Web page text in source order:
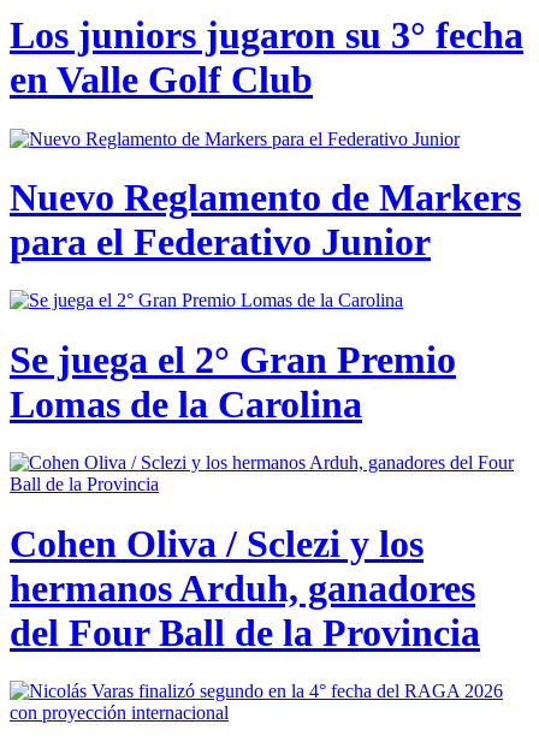
Los juniors jugaron su 3° fecha
en Valle Golf Club
Nuevo Reglamento de Markers
para el Federativo Junior
Se juega el 2° Gran Premio
Lomas de la Carolina
Cohen Oliva / Sclezi y los
hermanos Arduh, ganadores
del Four Ball de la Provincia